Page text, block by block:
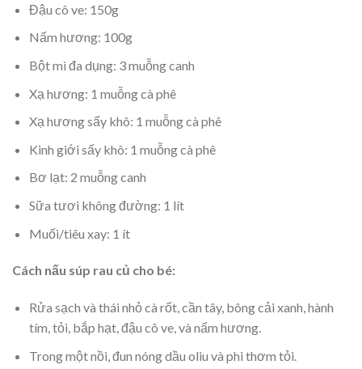
Đậu cô ve: 150g
Nấm hương: 100g
Bột mì đa dụng: 3 muỗng canh
Xạ hương: 1 muỗng cà phê
Xạ hương sấy khô: 1 muỗng cà phê
Kinh giới sấy khô: 1 muỗng cà phê
Bơ lạt: 2 muỗng canh
Sữa tươi không đường: 1 lít
Muối/tiêu xay: 1 ít
Cách nấu súp rau củ cho bé:
Rửa sạch và thái nhỏ cà rốt, cần tây, bông cải xanh, hành
tím, tỏi, bắp hạt, đậu cô ve, và nấm hương.
Trong một nồi, đun nóng dầu oliu và phi thơm tỏi.